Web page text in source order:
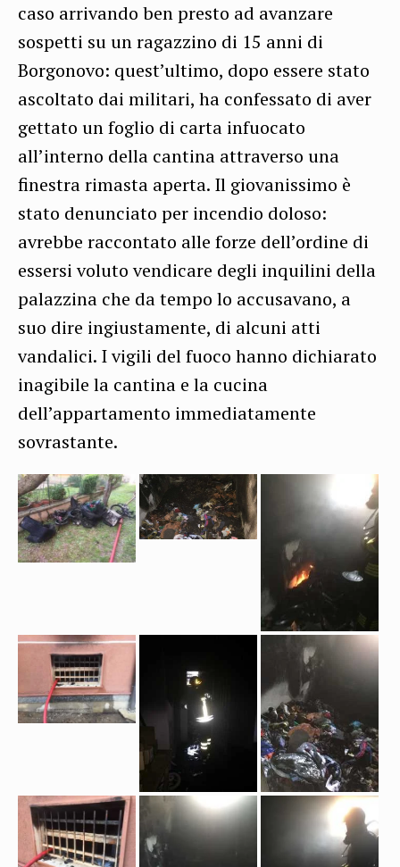
caso arrivando ben presto ad avanzare
sospetti su un ragazzino di 15 anni di
Borgonovo: quest’ultimo, dopo essere stato
ascoltato dai militari, ha confessato di aver
gettato un foglio di carta infuocato
all’interno della cantina attraverso una
finestra rimasta aperta. Il giovanissimo è
stato denunciato per incendio doloso:
avrebbe raccontato alle forze dell’ordine di
essersi voluto vendicare degli inquilini della
palazzina che da tempo lo accusavano, a
suo dire ingiustamente, di alcuni atti
vandalici. I vigili del fuoco hanno dichiarato
inagibile la cantina e la cucina
dell’appartamento immediatamente
sovrastante.